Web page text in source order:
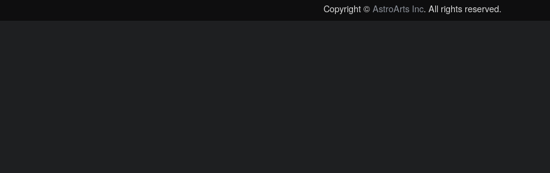
Copyright ©AstroArts Inc. All rights reserved.